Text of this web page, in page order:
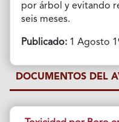
por árbol y evitando
seis meses.
Publicado:1 Agosto
DOCUMENTOS DEL